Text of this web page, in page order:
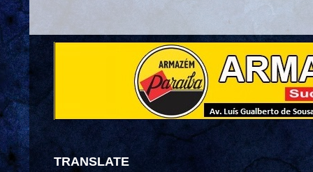
TRANSLATE